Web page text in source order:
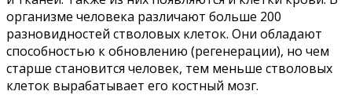
организме человека различают больше 200
разновидностей стволовых клеток. Они обладают
способностью к обновлению (регенерации), но чем
старше становится человек, тем меньше стволовых
клеток вырабатывает его костный мозг.